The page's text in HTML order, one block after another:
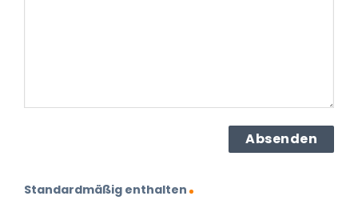
Standardmäßig enthalten